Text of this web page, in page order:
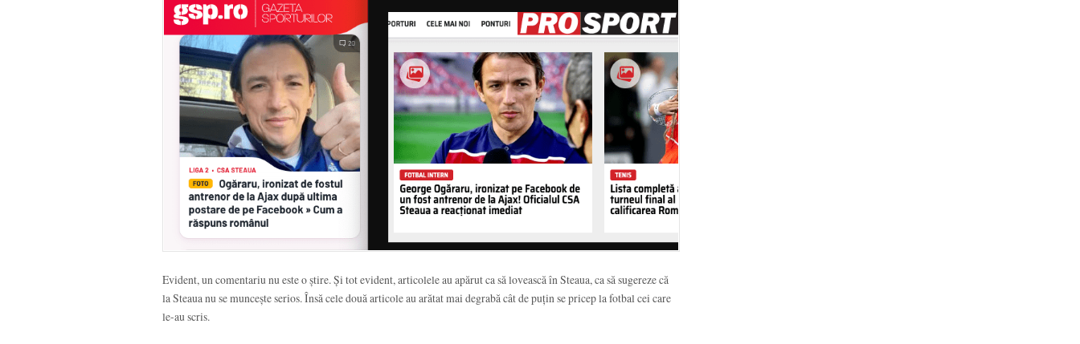
Evident, un comentariu nu este o știre. Și tot evident, articolele au apărut ca să lovească în Steaua, ca să sugereze că
la Steaua nu se muncește serios. Însă cele două articole au arătat mai degrabă cât de puțin se pricep la fotbal cei care
le-au scris.